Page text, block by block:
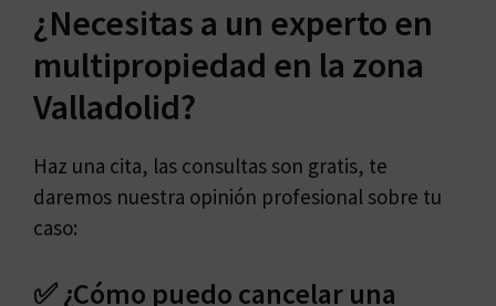
¿Necesitas a un experto en
multipropiedad en la zona
Valladolid?
Haz una cita, las consultas son gratis, te
daremos nuestra opinión profesional sobre tu
caso:
✅ ¿Cómo puedo cancelar una